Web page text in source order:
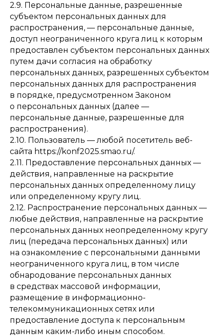
2.9. Персональные данные, разрешенные
субъектом персональных данных для
распространения, — персональные данные,
доступ неограниченного круга лиц к которым
предоставлен субъектом персональных данных
путем дачи согласия на обработку
персональных данных, разрешенных субъектом
персональных данных для распространения
в порядке, предусмотренном Законом
о персональных данных (далее —
персональные данные, разрешенные для
распространения).
2.10. Пользователь — любой посетитель веб-
сайта https://konf2025.smao.ru/.
2.11. Предоставление персональных данных —
действия, направленные на раскрытие
персональных данных определенному лицу
или определенному кругу лиц.
2.12. Распространение персональных данных —
любые действия, направленные на раскрытие
персональных данных неопределенному кругу
лиц (передача персональных данных) или
на ознакомление с персональными данными
неограниченного круга лиц, в том числе
обнародование персональных данных
в средствах массовой информации,
размещение в информационно-
телекоммуникационных сетях или
предоставление доступа к персональным
данным каким-либо иным способом.